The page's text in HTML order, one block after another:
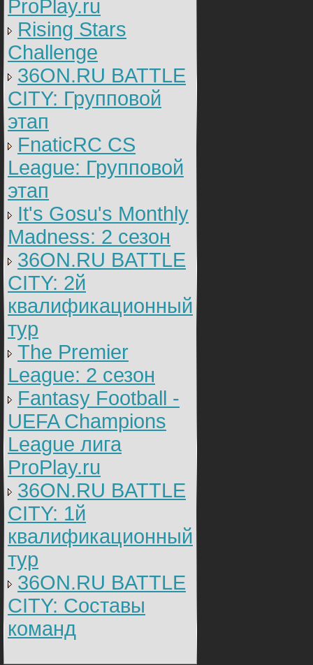
ProPlay.ru
Rising Stars
Challenge
36ON.RU BATTLE
CITY: Групповой
этап
FnaticRC CS
League: Групповой
этап
It's Gosu's Monthly
Madness: 2 сезон
36ON.RU BATTLE
CITY: 2й
квалификационный
тур
The Premier
League: 2 cезон
Fantasy Football -
UEFA Champions
League лига
ProPlay.ru
36ON.RU BATTLE
CITY: 1й
квалификационный
тур
36ON.RU BATTLE
CITY: Составы
команд